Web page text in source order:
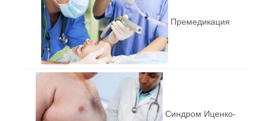
Премедикация
Синдром Иценко-